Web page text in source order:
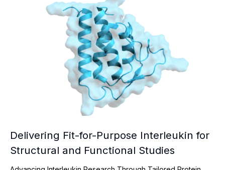
Delivering Fit-for-Purpose Interleukin for
Structural and Functional Studies